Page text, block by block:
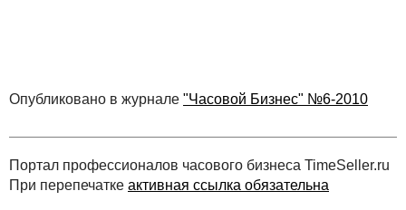
Опубликовано в журнале "Часовой Бизнес" №6-2010
Портал профессионалов часового бизнеса TimeSeller.ru
При перепечатке активная ссылка обязательна